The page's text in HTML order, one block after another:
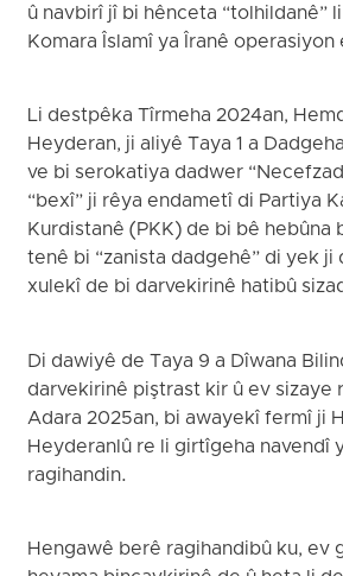
û navbirî jî bi hênceta “tolhildanê”
Komara Îslamî ya Îranê operasiyon
Li destpêka Tîrmeha 2024an,
Heyderan, ji aliyê Taya 1 a
ve bi serokatiya dadwer
“bexî” ji rêya endametî di Partiya
Kurdistanê (PKK) de bi bê hebûna
tenê bi “zanista dadgehê” di yek ji
xulekî de bi darvekirinê hatibû
Di dawiyê de Taya 9 a Dîwana
darvekirinê piştrast kir û ev sizaye
Adara 2025an, bi awayekî fermî ji
Heyderanlû re li girtîgeha navendî
ragihandin.
Hengawê berê ragihandibû ku, ev